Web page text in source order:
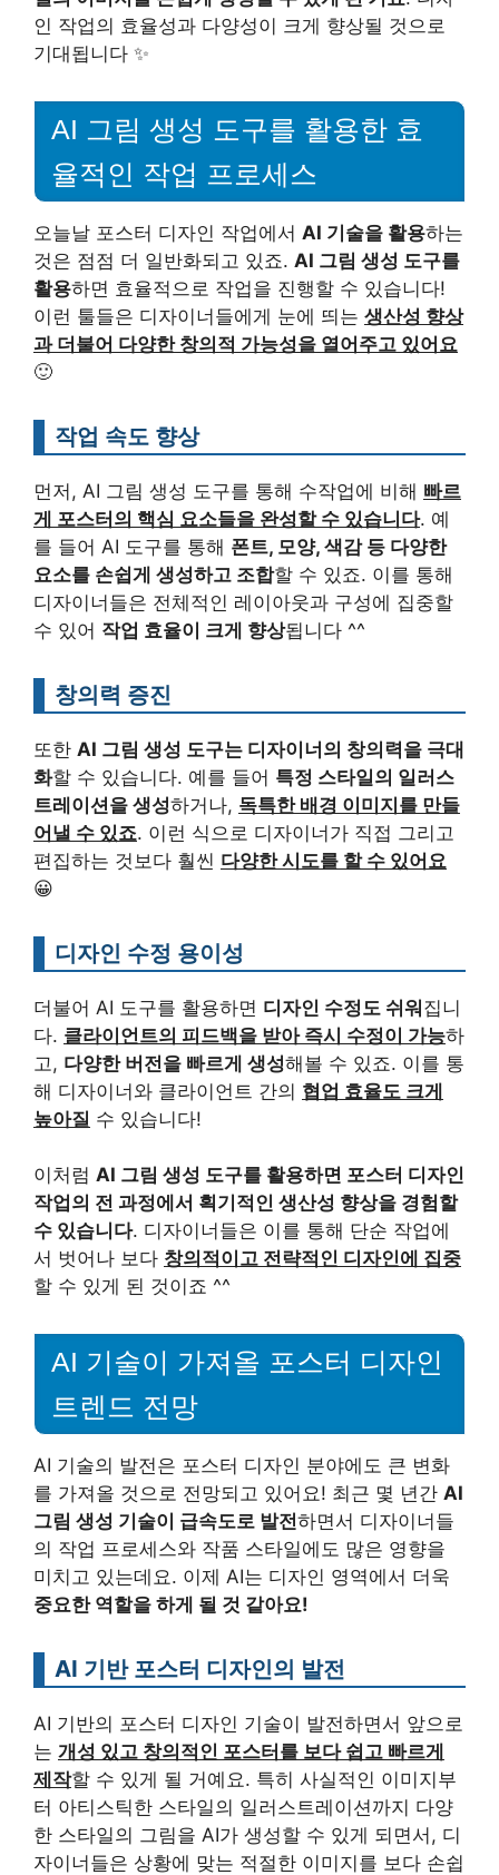
인 작업의 효율성과 다양성이 크게 향상될 것으로
기대됩니다 ✨
AI 그림 생성 도구를 활용한 효
율적인 작업 프로세스
오늘날 포스터 디자인 작업에서 AI 기술을 활용하는
것은 점점 더 일반화되고 있죠. AI 그림 생성 도구를
활용하면 효율적으로 작업을 진행할 수 있습니다!
이런 툴들은 디자이너들에게 눈에 띄는 생산성 향상
과 더불어 다양한 창의적 가능성을 열어주고 있어요
🙂
작업 속도 향상
먼저, AI 그림 생성 도구를 통해 수작업에 비해 빠르
게 포스터의 핵심 요소들을 완성할 수 있습니다. 예
를 들어 AI 도구를 통해 폰트, 모양, 색감 등 다양한
요소를 손쉽게 생성하고 조합할 수 있죠. 이를 통해
디자이너들은 전체적인 레이아웃과 구성에 집중할
수 있어 작업 효율이 크게 향상됩니다 ^^
창의력 증진
또한 AI 그림 생성 도구는 디자이너의 창의력을 극대
화할 수 있습니다. 예를 들어 특정 스타일의 일러스
트레이션을 생성하거나, 독특한 배경 이미지를 만들
어낼 수 있죠. 이런 식으로 디자이너가 직접 그리고
편집하는 것보다 훨씬 다양한 시도를 할 수 있어요
😀
디자인 수정 용이성
더불어 AI 도구를 활용하면 디자인 수정도 쉬워집니
다. 클라이언트의 피드백을 받아 즉시 수정이 가능하
고, 다양한 버전을 빠르게 생성해볼 수 있죠. 이를 통
해 디자이너와 클라이언트 간의 협업 효율도 크게
높아질 수 있습니다!
이처럼 AI 그림 생성 도구를 활용하면 포스터 디자인
작업의 전 과정에서 획기적인 생산성 향상을 경험할
수 있습니다. 디자이너들은 이를 통해 단순 작업에
서 벗어나 보다 창의적이고 전략적인 디자인에 집중
할 수 있게 된 것이죠 ^^
AI 기술이 가져올 포스터 디자인
트렌드 전망
AI 기술의 발전은 포스터 디자인 분야에도 큰 변화
를 가져올 것으로 전망되고 있어요! 최근 몇 년간 AI
그림 생성 기술이 급속도로 발전하면서 디자이너들
의 작업 프로세스와 작품 스타일에도 많은 영향을
미치고 있는데요. 이제 AI는 디자인 영역에서 더욱
중요한 역할을 하게 될 것 같아요!
AI 기반 포스터 디자인의 발전
AI 기반의 포스터 디자인 기술이 발전하면서 앞으로
는 개성 있고 창의적인 포스터를 보다 쉽고 빠르게
제작할 수 있게 될 거예요. 특히 사실적인 이미지부
터 아티스틱한 스타일의 일러스트레이션까지 다양
한 스타일의 그림을 AI가 생성할 수 있게 되면서, 디
자이너들은 상황에 맞는 적절한 이미지를 보다 손쉽